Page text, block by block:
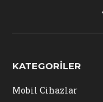
KATEGORILER
Mobil Cihazlar